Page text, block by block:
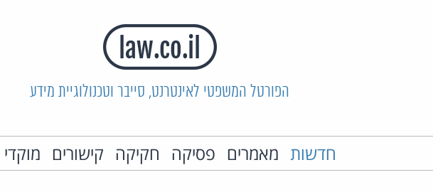
הפורטל המשפטי לאינטרנט, סייבר וטכנולוגיית מידע
חדשות מאמרים פסיקה חקיקה קישורים